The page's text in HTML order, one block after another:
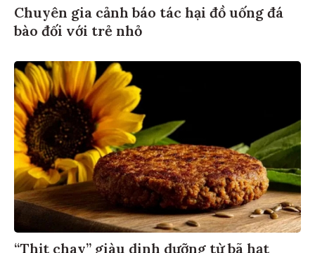
Chuyên gia cảnh báo tác hại đồ uống đá
bào đối với trẻ nhỏ
“Thịt chay” giàu dinh dưỡng từ bã hạt